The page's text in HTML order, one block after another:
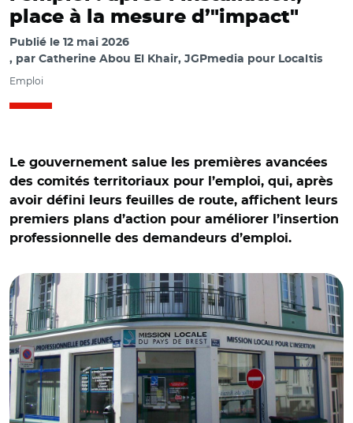
place à la mesure d’"impact"
Publié le 12 mai 2026
par Catherine Abou El Khair, JGPmedia pour Localtis
Emploi
Le gouvernement salue les premières avancées
des comités territoriaux pour l’emploi, qui, après
avoir défini leurs feuilles de route, affichent leurs
premiers plans d’action pour améliorer l’insertion
professionnelle des demandeurs d’emploi.